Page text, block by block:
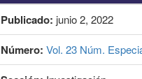
Publicado: junio 2, 2022
Número: Vol. 23 Núm.